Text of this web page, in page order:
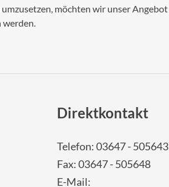
möchten wir unser Angebot
werden.
Direktkontakt
Telefon: 03647 - 505643
Fax: 03647 - 505648
E-Mail: